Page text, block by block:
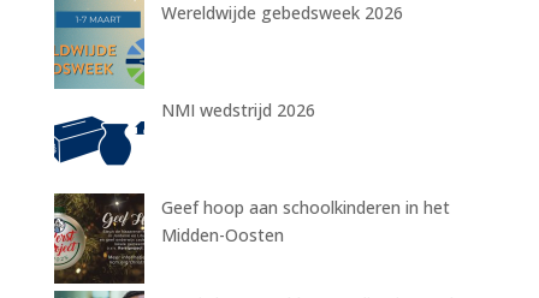
Wereldwijde gebedsweek 2026
NMI wedstrijd 2026
Geef hoop aan schoolkinderen in het
Midden-Oosten